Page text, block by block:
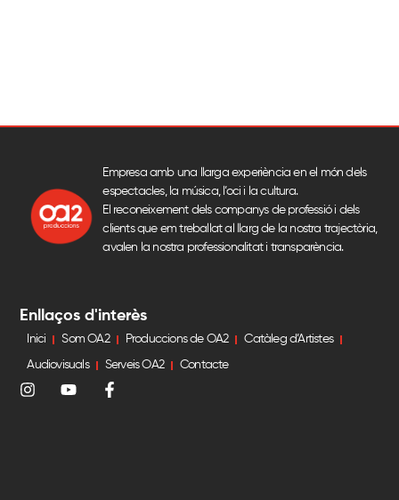
Empresa amb una llarga experiència en el món dels
espectacles, la música, l’oci i la cultura.
El reconeixement dels companys de professió i dels
clients que em treballat al llarg de la nostra trajectòria,
avalen la nostra professionalitat i transparència.
Enllaços d'interès
Inici Som OA2 Produccions de OA2 Catàleg d’Artistes
Audiovisuals Serveis OA2 Contacte